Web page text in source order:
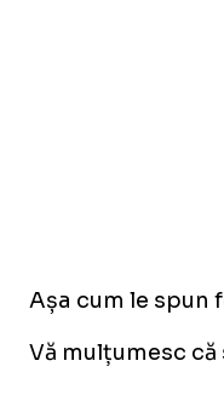
Așa cum le spun
Vă mulțumesc